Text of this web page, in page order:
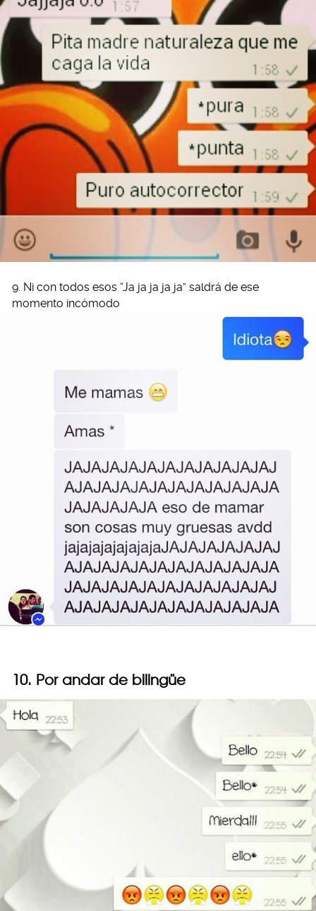
9. Ni con todos esos “Ja ja ja ja ja” saldrá de ese
momento incómodo
10. Por andar de bilingüe